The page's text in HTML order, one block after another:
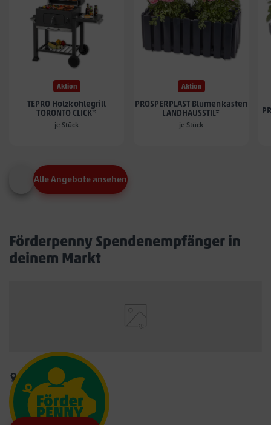
Aktion
TEPRO Holzkohlegrill
TORONTO CLICK*
je Stück
Aktion
PROSPERPLAST Blumenkasten
LANDHAUSSTIL*
je Stück
Alle Angebote ansehen
Förderpenny Spendenempfänger in
deinem Markt